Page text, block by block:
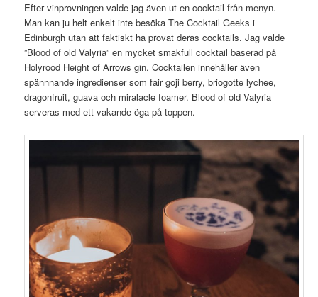
Efter vinprovningen valde jag även ut en cocktail från menyn.
Man kan ju helt enkelt inte besöka The Cocktail Geeks i
Edinburgh utan att faktiskt ha provat deras cocktails. Jag valde
”Blood of old Valyria” en mycket smakfull cocktail baserad på
Holyrood Height of Arrows gin. Cocktailen innehåller även
spännnande ingredienser som fair goji berry, briogotte lychee,
dragonfruit, guava och miralacle foamer. Blood of old Valyria
serveras med ett vakande öga på toppen.